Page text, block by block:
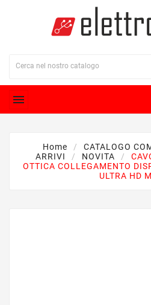

Home CATALOGO
ARRIVI
NOVITA
OTTICA COLLEGAMENTO
ULTRA HD